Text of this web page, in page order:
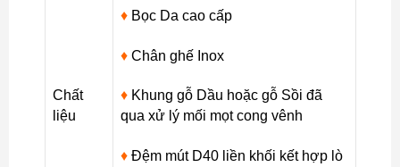
Chất
liệu
♦ Bọc Da cao cấp
♦ Chân ghế Inox
♦ Khung gỗ Dầu hoặc gỗ Sồi đã
qua xử lý mối mọt cong vênh
♦ Đệm mút D40 liền khối kết hợp lò